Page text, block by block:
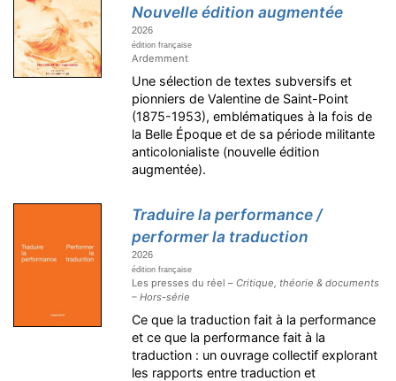
Nouvelle édition augmentée
2026
édition française
Ardemment
Une sélection de textes subversifs et
pionniers de Valentine de Saint-Point
(1875-1953), emblématiques à la fois de
la Belle Époque et de sa période militante
anticolonialiste (nouvelle édition
augmentée).
Traduire la performance /
performer la traduction
2026
édition française
Les presses du réel –Critique, théorie & documents
– Hors-série
Ce que la traduction fait à la performance
et ce que la performance fait à la
traduction : un ouvrage collectif explorant
les rapports entre traduction et